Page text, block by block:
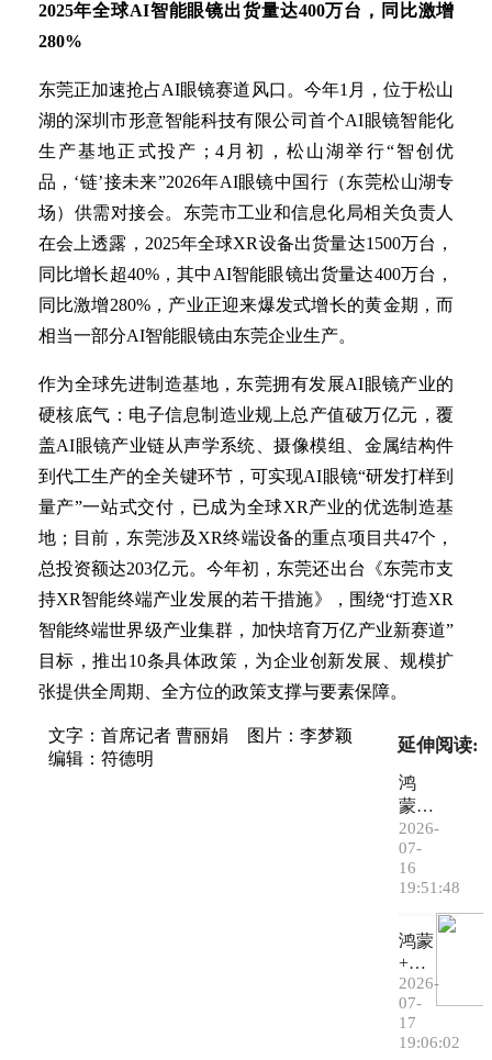
2025年全球AI智能眼镜出货量达400万台，同比激增
280%
东莞正加速抢占AI眼镜赛道风口。今年1月，位于松山
湖的深圳市形意智能科技有限公司首个AI眼镜智能化
生产基地正式投产；4月初，松山湖举行“智创优
品，‘链’接未来”2026年AI眼镜中国行（东莞松山湖专
场）供需对接会。东莞市工业和信息化局相关负责人
在会上透露，2025年全球XR设备出货量达1500万台，
同比增长超40%，其中AI智能眼镜出货量达400万台，
同比激增280%，产业正迎来爆发式增长的黄金期，而
相当一部分AI智能眼镜由东莞企业生产。
作为全球先进制造基地，东莞拥有发展AI眼镜产业的
硬核底气：电子信息制造业规上总产值破万亿元，覆
盖AI眼镜产业链从声学系统、摄像模组、金属结构件
到代工生产的全关键环节，可实现AI眼镜“研发打样到
量产”一站式交付，已成为全球XR产业的优选制造基
地；目前，东莞涉及XR终端设备的重点项目共47个，
总投资额达203亿元。今年初，东莞还出台《东莞市支
持XR智能终端产业发展的若干措施》，围绕“打造XR
智能终端世界级产业集群，加快培育万亿产业新赛道”
目标，推出10条具体政策，为企业创新发展、规模扩
张提供全周期、全方位的政策支撑与要素保障。
文字：首席记者 曹丽娟
图片：李梦颖
编辑：符德明
延伸阅读:
鸿
蒙、
AI
双轮
驱
动，
解锁
潮玩
产业
智造
新路
2026-
07-
16
19:51:48
鸿蒙
+AI
赋
能，
茶山
领跑
2026-
07-
17
19:06:02